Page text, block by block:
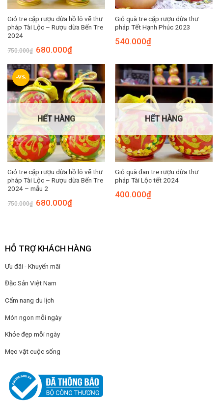
Giỏ tre cặp rượu dừa hồ lô vẽ thư
pháp Tài Lộc – Rượu dừa Bến Tre
2024
750.000₫ Giá
gốc
750.000₫.
680.000₫Giá
là:
680.000₫.
Giỏ quà tre cặp rượu dừa thư
pháp Tết Hạnh Phúc 2023
540.000₫
-9%
HẾT HÀNG
Giỏ tre cặp rượu dừa hồ lô vẽ thư
pháp Tài Lộc – Rượu dừa Bến Tre
2024 – mẫu 2
750.000₫ Giá
gốc
680.000₫Giá
HẾT HÀNG
Giỏ quà đan tre rượu dừa thư
pháp Tài Lộc tết 2024
400.000₫
HỖ TRỢ KHÁCH HÀNG
Ưu đãi - Khuyến mãi
Đặc Sản Việt Nam
Cẩm nang du lịch
Món ngon mỗi ngày
Khỏe đẹp mỗi ngày
Mẹo vặt cuộc sống